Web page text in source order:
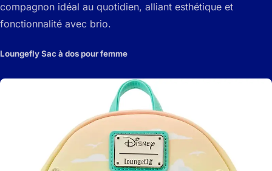
compagnon idéal au quotidien, alliant esthétique et
fonctionnalité avec brio.
Loungefly Sac à dos pour femme